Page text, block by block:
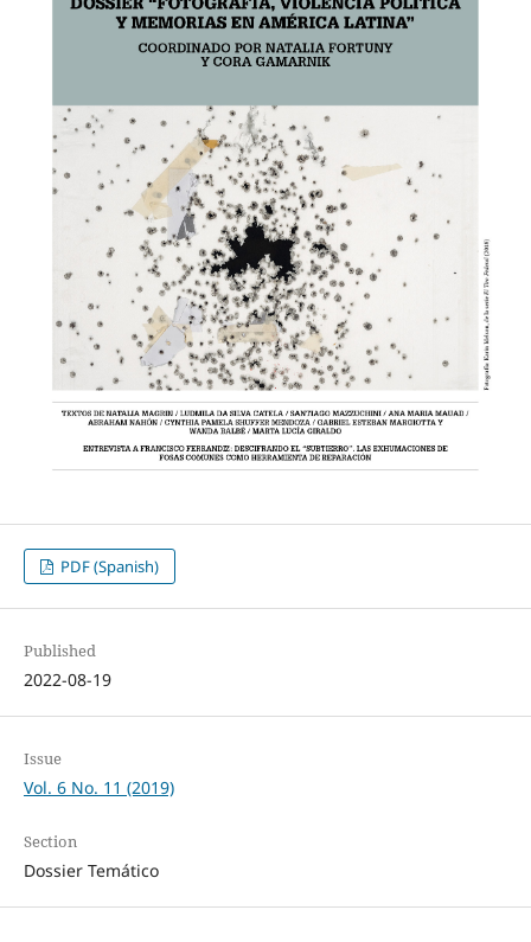
PDF (Spanish)
Published
2022-08-19
Issue
Vol. 6 No. 11 (2019)
Section
Dossier Temático